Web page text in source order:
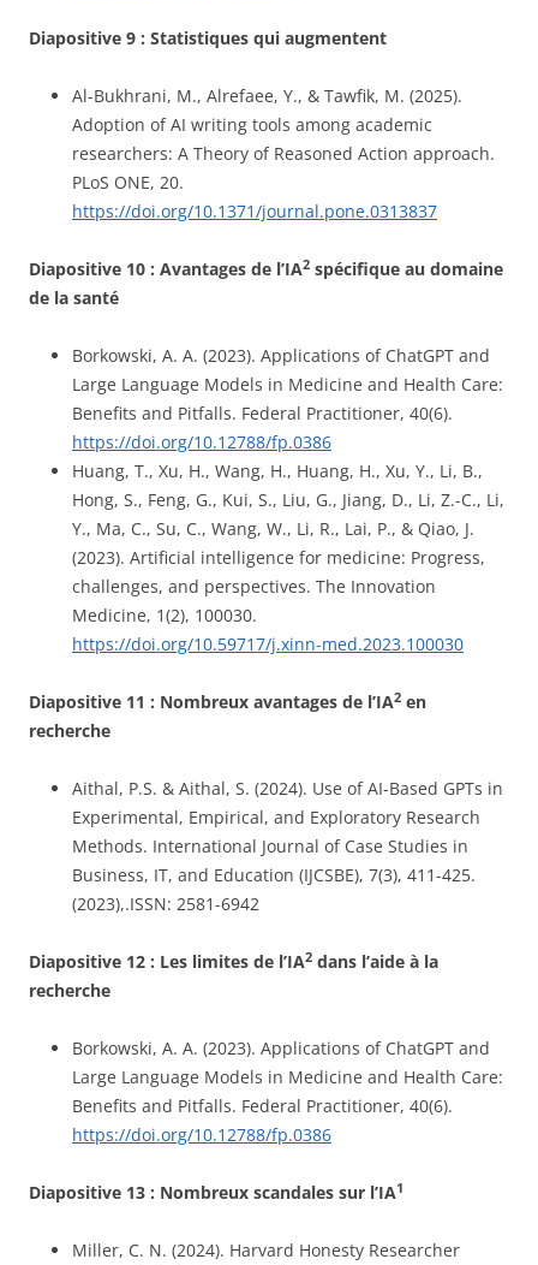
Diapositive 9 : Statistiques qui augmentent
Al-Bukhrani, M., Alrefaee, Y., & Tawfik, M. (2025).
Adoption of AI writing tools among academic
researchers: A Theory of Reasoned Action approach.
PLoS ONE, 20.
https://doi.org/10.1371/journal.pone.0313837
Diapositive 10 : Avantages de l’IA2 spécifique au domaine
de la santé
Borkowski, A. A. (2023). Applications of ChatGPT and
Large Language Models in Medicine and Health Care:
Benefits and Pitfalls. Federal Practitioner, 40(6).
https://doi.org/10.12788/fp.0386
Huang, T., Xu, H., Wang, H., Huang, H., Xu, Y., Li, B.,
Hong, S., Feng, G., Kui, S., Liu, G., Jiang, D., Li, Z.-C., Li,
Y., Ma, C., Su, C., Wang, W., Li, R., Lai, P., & Qiao, J.
(2023). Artificial intelligence for medicine: Progress,
challenges, and perspectives. The Innovation
Medicine, 1(2), 100030.
https://doi.org/10.59717/j.xinn-med.2023.100030
Diapositive 11 : Nombreux avantages de l’IA2 en
recherche
Aithal, P.S. & Aithal, S. (2024). Use of AI-Based GPTs in
Experimental, Empirical, and Exploratory Research
Methods. International Journal of Case Studies in
Business, IT, and Education (IJCSBE), 7(3), 411-425.
(2023),.ISSN: 2581-6942
Diapositive 12 : Les limites de l’IA2 dans l’aide à la
recherche
Borkowski, A. A. (2023). Applications of ChatGPT and
Large Language Models in Medicine and Health Care:
Benefits and Pitfalls. Federal Practitioner, 40(6).
https://doi.org/10.12788/fp.0386
Diapositive 13 : Nombreux scandales sur l’IA1
Miller, C. N. (2024). Harvard Honesty Researcher